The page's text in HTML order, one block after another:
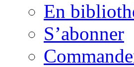
En
S’abonner